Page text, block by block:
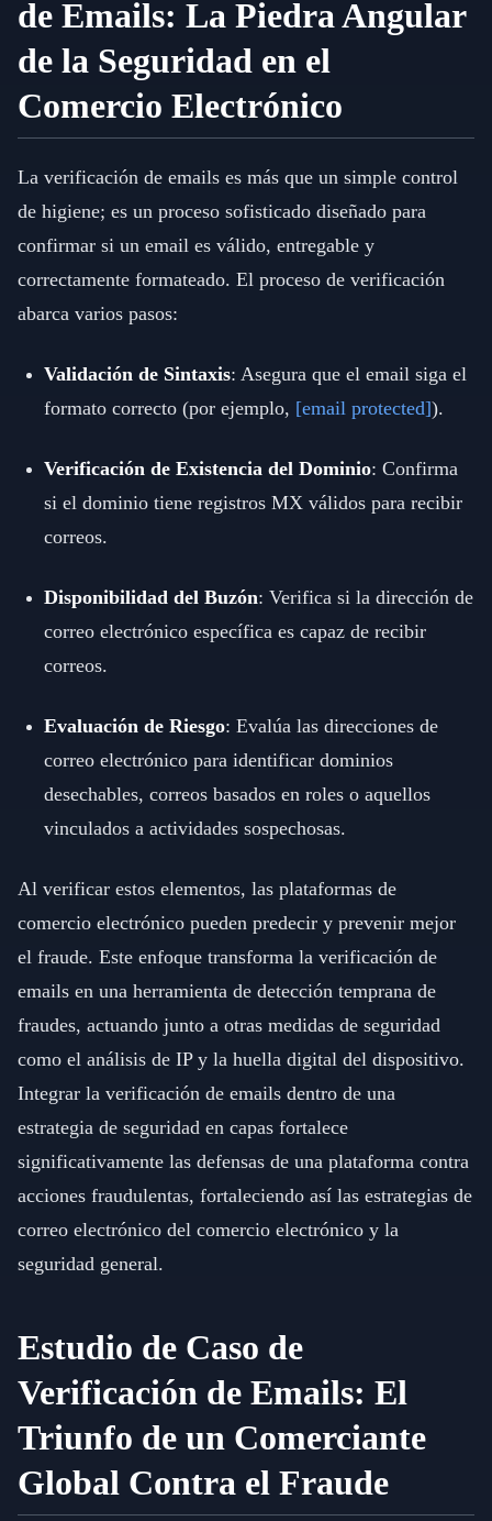
de Emails: La Piedra Angular
de la Seguridad en el
Comercio Electrónico
La verificación de emails es más que un simple control
de higiene; es un proceso sofisticado diseñado para
confirmar si un email es válido, entregable y
correctamente formateado. El proceso de verificación
abarca varios pasos:
Validación de Sintaxis: Asegura que el email siga el
formato correcto (por ejemplo, [email protected]).
Verificación de Existencia del Dominio: Confirma
si el dominio tiene registros MX válidos para recibir
correos.
Disponibilidad del Buzón: Verifica si la dirección de
correo electrónico específica es capaz de recibir
correos.
Evaluación de Riesgo: Evalúa las direcciones de
correo electrónico para identificar dominios
desechables, correos basados en roles o aquellos
vinculados a actividades sospechosas.
Al verificar estos elementos, las plataformas de
comercio electrónico pueden predecir y prevenir mejor
el fraude. Este enfoque transforma la verificación de
emails en una herramienta de detección temprana de
fraudes, actuando junto a otras medidas de seguridad
como el análisis de IP y la huella digital del dispositivo.
Integrar la verificación de emails dentro de una
estrategia de seguridad en capas fortalece
significativamente las defensas de una plataforma contra
acciones fraudulentas, fortaleciendo así las estrategias de
correo electrónico del comercio electrónico y la
seguridad general.
Estudio de Caso de
Verificación de Emails: El
Triunfo de un Comerciante
Global Contra el Fraude